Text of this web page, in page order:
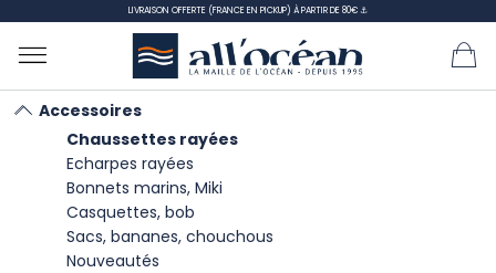
LIVRAISON OFFERTE (FRANCE EN PICKUP) À PARTIR DE 80€ ⚓
Accueil Accessoires Chaussettes rayées
Chaussettes rayées
Accessoires
Chaussettes rayées
Echarpes rayées
Bonnets marins, Miki
Casquettes, bob
Sacs, bananes, chouchous
Nouveautés